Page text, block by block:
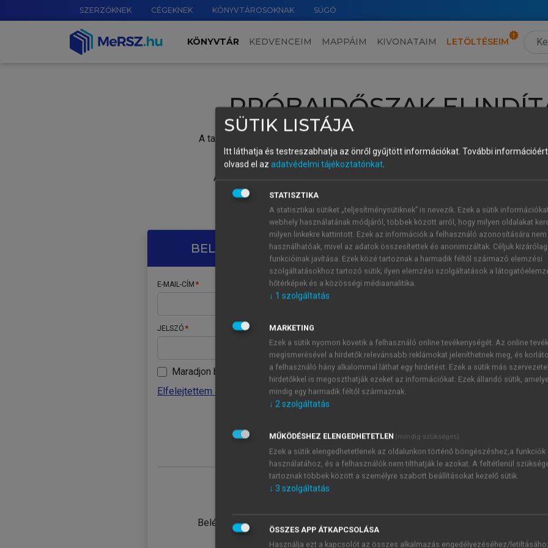
SZERZŐKNEK CÉGEKNEK KÖNYVTÁROSOKNAK SÚGÓ
KÖNYVTÁR KEDVENCEIM MAPPÁIM KIVONATAIM LETÖLTÉSEIM
PRÓBAIDŐSZAK
A tartalom megtekintéséhez lépj be a saját fiókoddal, iskolai azonosítóddal vagy
Új felhasználóként1 óra díjmentes hozzáférésrevagy
A próbaidőszak elindításához,
vagy hozz
A regisztráció után a
BELÉPÉS SAJÁT FIÓKKAL
E-MAIL-CÍM
JELSZÓ
Maradjon belépve
Elfelejtettem a jelszavamat
Belépés intézményi azonosítóval
ÚJ FIÓK
1 óra
JELSZÓ
Kérek értesítést a MeRSZ
Kérek értesítést az
SÜTIK LISTÁJA
Itt láthatja és testreszabhatja az önről gyűjtött információkat. További
olvasd el az adatvédelmi tájékoztatónkat.
STATISZTIKA
A statisztikai sütiket „teljesítménysütiknek” is nevezik. Ezek a sütik
webhely használatának módjáról, többek között arról, hogy milyen oldalakat
milyen linkekre kattintott. Ezek az információk a felhasználó azonosítására nem
használhatóak, mivel az adatok összesítettek és anonimizáltak. Céljuk
funkcióinak javítása. Ezek közé tartoznak a harmadik féltől származó elemzési
szolgáltatásokhoz tartozó sütik; ilyen elemzési szolgáltatások a
hőtérképek és a közösségi médiaanalitika.
↓ 1 szolgáltatás
MARKETING
Ezek a sütik nyomon követik a felhasználó online tevékenységét. Az online
megismerésével a hirdetők relevánsabb reklámokat jeleníthetnek meg, és
a felhasználó hány alkalommal láthat egy hirdetést. Ezek a sütik más
hirdetőkkel is megoszthatják ezeket az információkat. Ezek állandó sütik,
mindig egy harmadik féltől származnak.
↓ 2szolgáltatás
MŰKÖDÉSHEZ ELENGEDHETETLEN (mindig szükséges)
Ezek a sütik elengedhetetlenek az oldalunkon történő böngészéshez,a funkciók
használatához, és a felhasználók nem tilthatják le azokat. A feltétlenül
tartoznak többek között a személyre szabott beállításokat kezelő sütik.
↓ 3 szolgáltatás
ÖSSZES APP ÁTKAPCSOLÁSA
Használja ezt a kapcsolót az összes alkalmazás engedélyezéséhez/